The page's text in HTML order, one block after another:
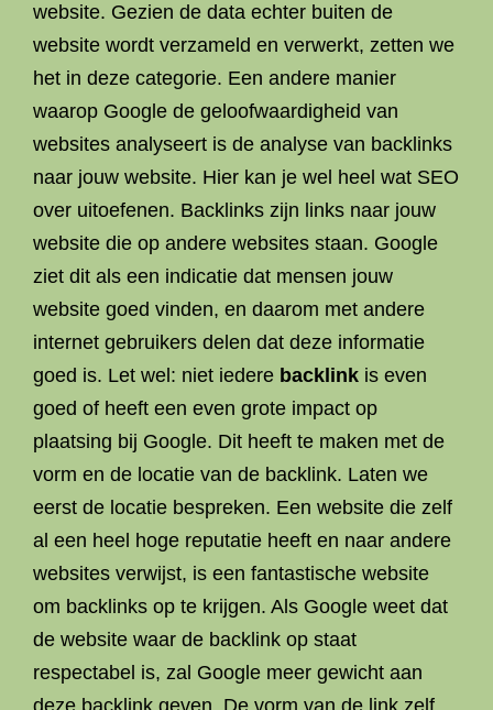
website. Gezien de data echter buiten de
website wordt verzameld en verwerkt, zetten we
het in deze categorie. Een andere manier
waarop Google de geloofwaardigheid van
websites analyseert is de analyse van backlinks
naar jouw website. Hier kan je wel heel wat SEO
over uitoefenen. Backlinks zijn links naar jouw
website die op andere websites staan. Google
ziet dit als een indicatie dat mensen jouw
website goed vinden, en daarom met andere
internet gebruikers delen dat deze informatie
goed is. Let wel: niet iedere backlink is even
goed of heeft een even grote impact op
plaatsing bij Google. Dit heeft te maken met de
vorm en de locatie van de backlink. Laten we
eerst de locatie bespreken. Een website die zelf
al een heel hoge reputatie heeft en naar andere
websites verwijst, is een fantastische website
om backlinks op te krijgen. Als Google weet dat
de website waar de backlink op staat
respectabel is, zal Google meer gewicht aan
deze backlink geven. De vorm van de link zelf